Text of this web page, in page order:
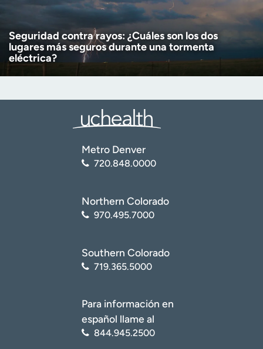
Seguridad contra rayos: ¿Cuáles son los dos
lugares más seguros durante una tormenta
eléctrica?
Metro Denver
720.848.0000
Northern Colorado
970.495.7000
Southern Colorado
719.365.5000
Para información en
español llame al
844.945.2500